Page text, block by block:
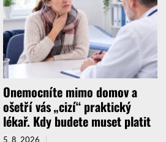
Onemocníte mimo domov a
ošetří vás „cizí“ praktický
lékař. Kdy budete muset platit
5. 8. 2026